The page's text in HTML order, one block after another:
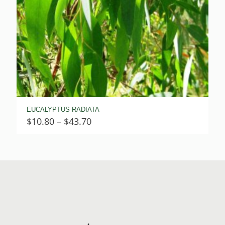
EUCALYPTUS RADIATA
$10.80 – $43.70Price